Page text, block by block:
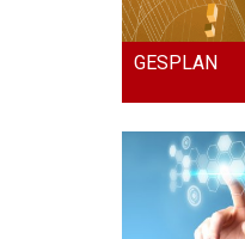
GESPLAN